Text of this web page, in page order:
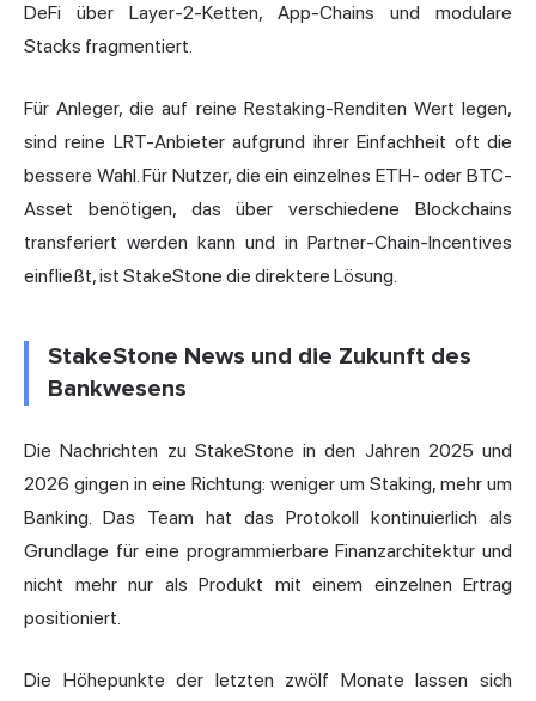
DeFi über Layer-2-Ketten, App-Chains und modulare
Stacks fragmentiert.
Für Anleger, die auf reine Restaking-Renditen Wert legen,
sind reine LRT-Anbieter aufgrund ihrer Einfachheit oft die
bessere Wahl. Für Nutzer, die ein einzelnes ETH- oder BTC-
Asset benötigen, das über verschiedene Blockchains
transferiert werden kann und in Partner-Chain-Incentives
einfließt, ist StakeStone die direktere Lösung.
StakeStone News und die Zukunft des
Bankwesens
Die Nachrichten zu StakeStone in den Jahren 2025 und
2026 gingen in eine Richtung: weniger um Staking, mehr um
Banking. Das Team hat das Protokoll kontinuierlich als
Grundlage für eine programmierbare Finanzarchitektur und
nicht mehr nur als Produkt mit einem einzelnen Ertrag
positioniert.
Die Höhepunkte der letzten zwölf Monate lassen sich